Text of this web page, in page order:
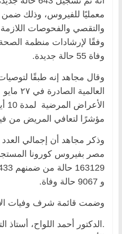
معمليًا للفيروس، وذلك ضمن
والتقصي والفحوصات اللازمة
وفقًا لإرشادات منظمة الصحة
وفاة 55 حالة جديدة.
وقال مجاهد إنه طبقًا
مؤشرًا لتعافي المريض من
وذكر مجاهد أن إجمالي
مصر بفيروس كورونا المستجد
و 9067 حالة وفاة.
وضمت قائمة شرف وفيات
.الدكتور أحمد اللواح، أستاذ